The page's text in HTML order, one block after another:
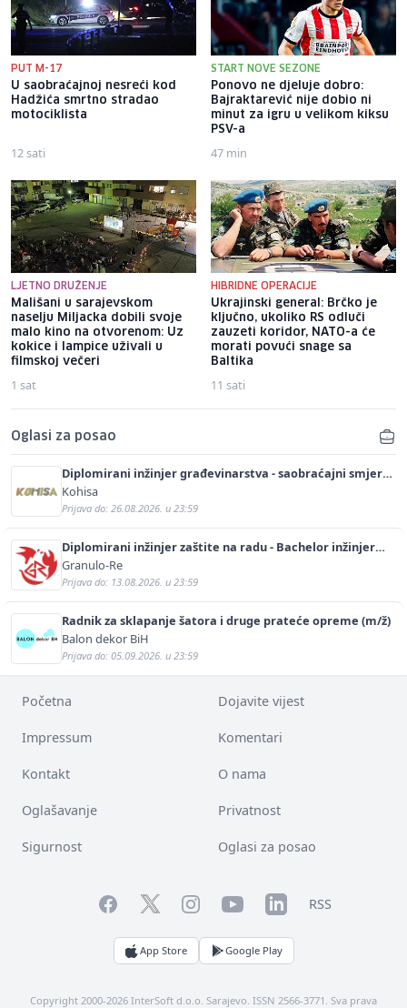
PUT M-17
U saobraćajnoj nesreći kod
Hadžića smrtno stradao
motociklista
12 sati
START NOVE SEZONE
Ponovo ne djeluje dobro:
Bajraktarević nije dobio ni
minut za igru u velikom kiksu
PSV-a
47 min
LJETNO DRUŽENJE
Mališani u sarajevskom
naselju Miljacka dobili svoje
malo kino na otvorenom: Uz
kokice i lampice uživali u
filmskoj večeri
1 sat
HIBRIDNE OPERACIJE
Ukrajinski general: Brčko je
ključno, ukoliko RS odluči
zauzeti koridor, NATO-a će
morati povući snage sa
Baltika
11 sati
Oglasi za posao
Diplomirani inžinjer građevinarstva - saobraćajni smjer
(m/ž)
Kohisa
Prijava do: 26.08.2026. u 23:59
Diplomirani inžinjer zaštite na radu - Bachelor inžinjer
sigurnosti i pomoći (m/ž)
Granulo-Re
Prijava do: 13.08.2026. u 23:59
Radnik za sklapanje šatora i druge prateće opreme (m/ž)
Balon dekor BiH
Prijava do: 05.09.2026. u 23:59
Početna Dojavite vijest
Impressum Komentari
Kontakt O nama
Oglašavanje Privatnost
Sigurnost Oglasi za posao
FacebookTwitterInstagramYouTubeLinkedInRSS
App Store Google Play
Copyright 2000-2026 InterSoft d.o.o. Sarajevo. ISSN 2566-3771. Sva prava